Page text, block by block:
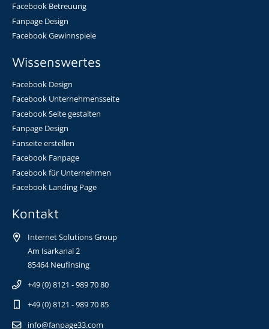
Facebook Betreuung
Fanpage Design
Facebook Gewinnspiele
Wissenswertes
Facebook Design
Facebook Unternehmensseite
Facebook Seite gestalten
Fanpage Design
Fanseite erstellen
Facebook Fanpage
Facebook für Unternehmen
Facebook Landing Page
Kontakt
Internet Solutions Group
Am Isarkanal 2
85464 Neufinsing
+49 (0) 8121 - 989 70 80
+49 (0) 8121 - 989 70 85
info@fanpage33.com